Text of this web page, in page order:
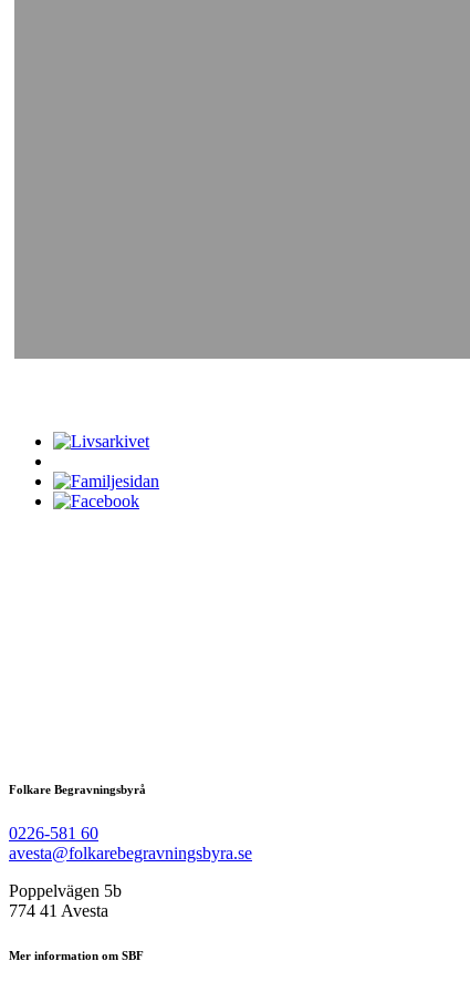
Folkare Begravningsbyrå
0226-581 60
avesta@folkarebegravningsbyra.se
Poppelvägen 5b
774 41 Avesta
Mer information om SBF